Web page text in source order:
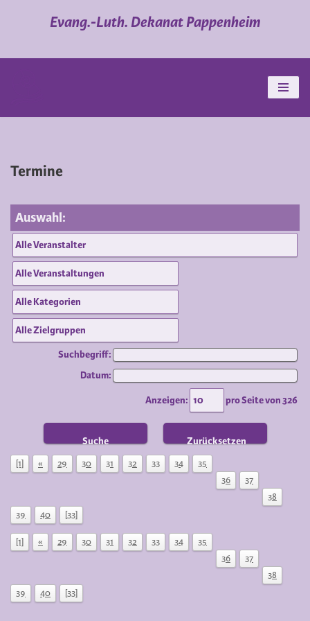
Evang.-Luth. Dekanat Pappenheim
Termine
Auswahl:
Suchbegriff:
Datum:
Anzeigen: pro Seite von326
Suche Zurücksetzen
[1] « 29 30 31 32 33 34
35
36
37
38
39
40 [33]
[1] « 29 30 31 32 33 34
35
36
37
38
39
40 [33]